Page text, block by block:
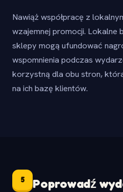
Nawiąż współpracę z
wzajemnej promocji. Lokalne
sklepy mogą ufundować
wspomnienia podczas
korzystną dla obu stron,
na ich bazę klientów.
5 Poprowadź